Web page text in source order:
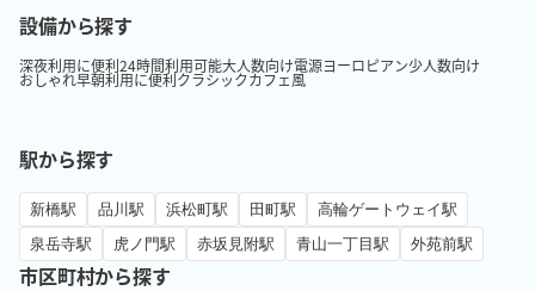
設備から探す
深夜利用に便利24時間利用可能大人数向け電源ヨーロピアン少人数向け
おしゃれ早朝利用に便利クラシックカフェ風
駅から探す
新橋駅 品川駅 浜松町駅 田町駅
高輪ゲートウェイ駅
泉岳寺駅
虎ノ門駅 赤坂見附駅 青山一丁目駅 外苑前駅
市区町村から探す